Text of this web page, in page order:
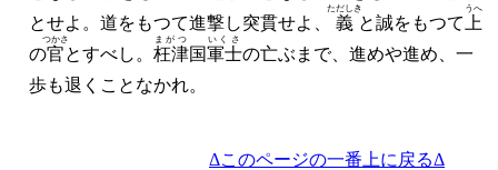
とせよ。道をもつて進撃し突貫せよ、 義
ただしき
と誠をもつて 上
うへ
の官
つかさ
とすべし。 枉津
まがつ
国軍士
いくさ
の亡ぶまで、進めや進め、一
歩も退くことなかれ。
Δこのページの一番上に戻るΔ